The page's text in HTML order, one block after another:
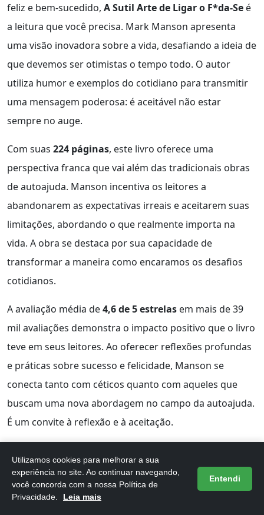
feliz e bem-sucedido, A Sutil Arte de Ligar o F*da-Se é
a leitura que você precisa. Mark Manson apresenta
uma visão inovadora sobre a vida, desafiando a ideia de
que devemos ser otimistas o tempo todo. O autor
utiliza humor e exemplos do cotidiano para transmitir
uma mensagem poderosa: é aceitável não estar
sempre no auge.
Com suas 224 páginas, este livro oferece uma
perspectiva franca que vai além das tradicionais obras
de autoajuda. Manson incentiva os leitores a
abandonarem as expectativas irreais e aceitarem suas
limitações, abordando o que realmente importa na
vida. A obra se destaca por sua capacidade de
transformar a maneira como encaramos os desafios
cotidianos.
A avaliação média de4,6 de 5 estrelas em mais de 39
mil avaliações demonstra o impacto positivo que o livro
teve em seus leitores. Ao oferecer reflexões profundas
e práticas sobre sucesso e felicidade, Manson se
conecta tanto com céticos quanto com aqueles que
buscam uma nova abordagem no campo da autoajuda.
É um convite à reflexão e à aceitação.
Abordagem crítica e realista sobre felicidade e
sucesso.
Utilizamos cookies para melhorar a sua
experiência no site. Ao continuar navegando,
você concorda com a nossa Política de
Privacidade.
Leia mais
Entendi